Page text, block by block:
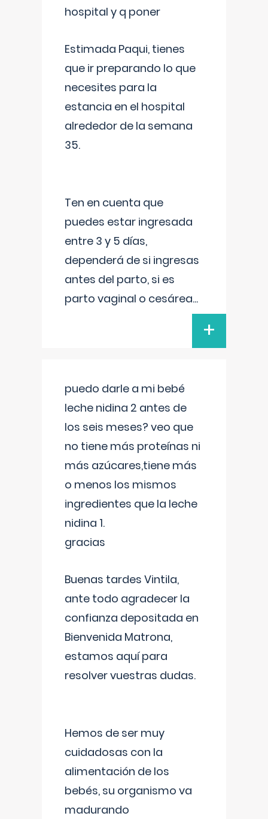
hospital y q poner
Estimada Paqui, tienes
que ir preparando lo que
necesites para la
estancia en el hospital
alrededor de la semana
35.
Ten en cuenta que
puedes estar ingresada
entre 3 y 5 días,
dependerá de si ingresas
antes del parto, si es
parto vaginal o cesárea...
+
puedo darle a mi bebé
leche nidina 2 antes de
los seis meses? veo que
no tiene más proteínas ni
más azúcares,tiene más
o menos los mismos
ingredientes que la leche
nidina 1.
gracias
Buenas tardes Vintila,
ante todo agradecer la
confianza depositada en
Bienvenida Matrona,
estamos aquí para
resolver vuestras dudas.
Hemos de ser muy
cuidadosas con la
alimentación de los
bebés, su organismo va
madurando